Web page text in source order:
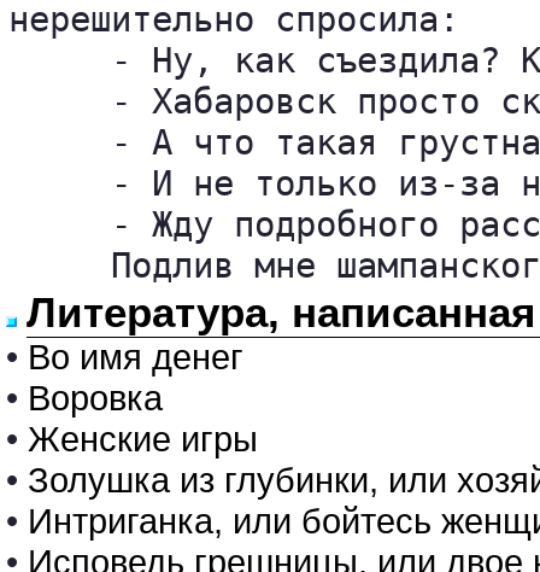
нерешительно спросила:
- Ну, как съездила?
- Хабаровск просто
- А что такая
- И не только из-за
- Жду подробного
Подлив мне
Литература,
• Во имя денег
• Воровка
• Женские игры
• Золушка из глубинки, или
• Интриганка, или бойтесь
• Исповедь грешницы, или двое